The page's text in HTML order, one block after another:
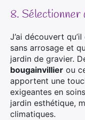
8. Sélectionner
J’ai découvert
sans arrosage et
jardin de gravier.
bougainvillier ou
apportent une
exigeantes en
jardin esthétique,
climatiques.